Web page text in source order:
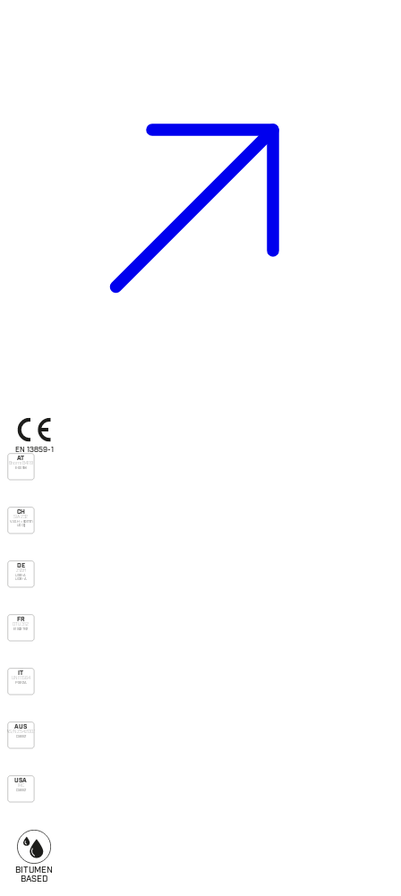
EN 13859-1
AT
Önorm B4119
E-do nsk
CH
SIA 232
V.v.o. H > 90mm
UD (g)
DE
ZVDH
USB-A
UDB-A
FR
DTU 31.2
E1 Sd3 TR2
IT
UNI 11564
P SR2 A
AUS
AS/NZS 4200.1
Class 2
USA
IRC
Class 2
BITUMEN
BASED